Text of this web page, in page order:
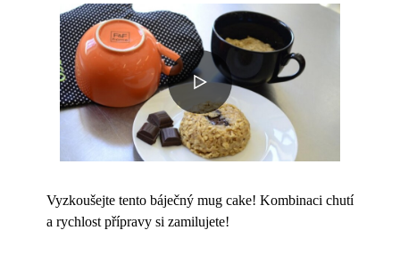
Vyzkoušejte tento báječný mug cake! Kombinaci chutí
a rychlost přípravy si zamilujete!